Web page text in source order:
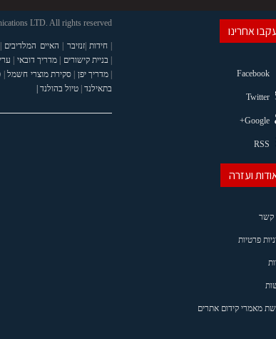
אחרינו
Facebook
Twitter
Google+
RSS
ועזרה
קשר
פרטיות
מאמרי קידום אתרים
LTD. All rights reserved
| חידות |זנזיבר | האיים המלדיבים
| בניית קישורים |מדריך דובאי |
| מדריך יפן |סקירת מוצרי חשמל|
בתאילנד| טיול בהולנד |